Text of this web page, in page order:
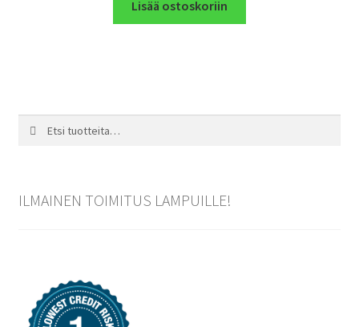
Lisää ostoskoriin
ILMAINEN TOIMITUS LAMPUILLE!